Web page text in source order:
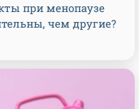
при менопаузе
чем другие?